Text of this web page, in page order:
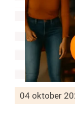
04 oktober